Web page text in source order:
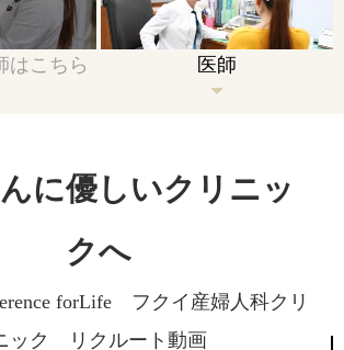
はこちら 医師
に優しいクリニッ
クへ
forLife フクイ産婦人科クリ
ック リクルート動画